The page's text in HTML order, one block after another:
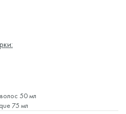
50 мл
75 мл